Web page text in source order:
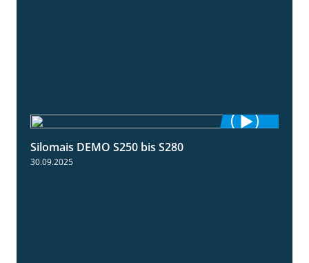
Silomais DEMO S250 bis S280
30.09.2025